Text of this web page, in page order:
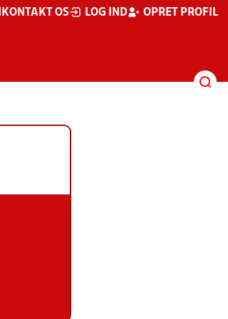
KONTAKT OS LOG IND OPRET PROFIL